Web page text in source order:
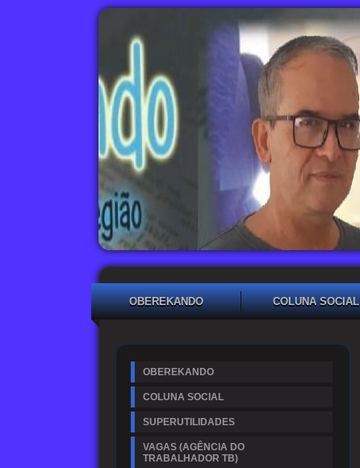
OBEREKANDO COLUNA SOCIAL
OBEREKANDO
COLUNA SOCIAL
SUPERUTILIDADES
VAGAS (AGÊNCIA DO
TRABALHADOR TB)